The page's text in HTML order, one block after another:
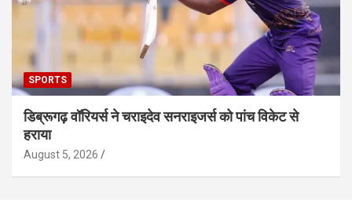
SPORTS
डिब्रूगढ़ वॉरियर्स ने चराइदेव सनराइजर्स को पांच विकेट से
हराया
August 5, 2026